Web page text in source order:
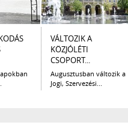
VÁLTOZIK A
KÖZJÓLÉTI
CSOPORT...
Augusztusban változik a
Jogi, Szervezési...